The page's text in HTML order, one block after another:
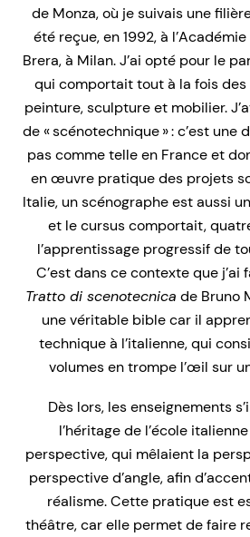
de Monza, où je suivais une
été reçue, en 1992, à
Brera, à Milan. J’ai opté pour le
qui comportait tout à la fois des
peinture, sculpture et mobilier.
de « scénotechnique » : c’est une
pas comme telle en France et
en œuvre pratique des projets
Italie, un scénographe est aussi
et le cursus comportait,
l’apprentissage progressif de
C’est dans ce contexte que j’ai
Tratto di scenotecnica de Bruno
une véritable bible car il
technique à l’italienne, qui
volumes en trompe l’œil sur
Dès lors, les enseignements
l’héritage de l’école
perspective, qui mêlaient la
perspective d’angle, afin
réalisme. Cette pratique est
théâtre, car elle permet de faire